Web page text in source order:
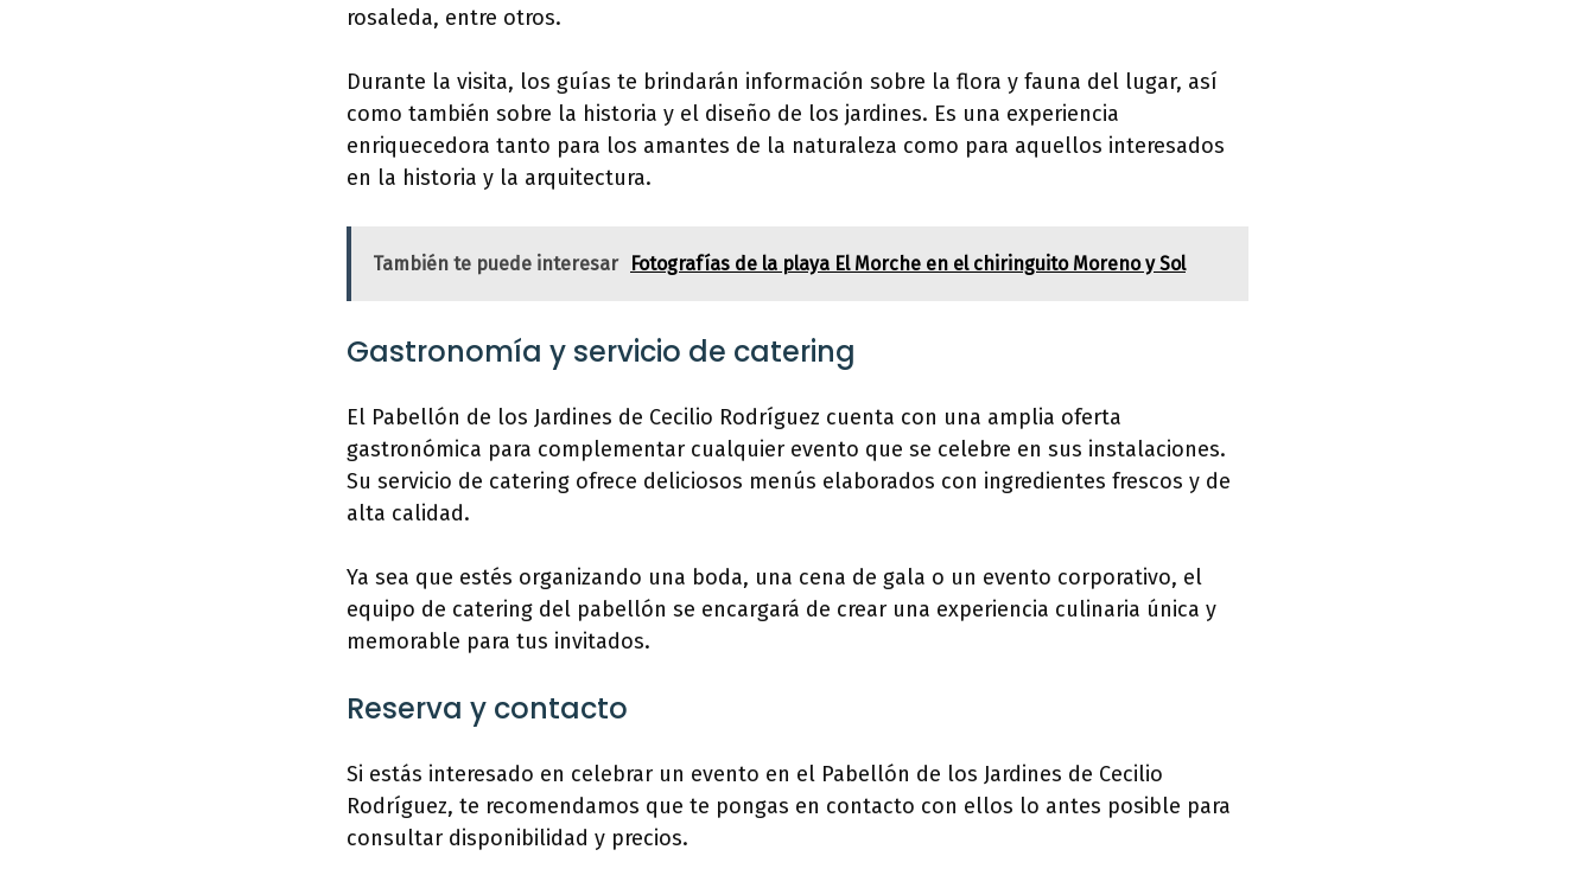
rosaleda, entre otros.
Durante la visita, los guías te brindarán información sobre la flora y fauna del lugar, así
como también sobre la historia y el diseño de los jardines. Es una experiencia
enriquecedora tanto para los amantes de la naturaleza como para aquellos interesados
en la historia y la arquitectura.
También te puede interesar Fotografías de la playa El Morche en el chiringuito Moreno y Sol
Gastronomía y servicio de catering
El Pabellón de los Jardines de Cecilio Rodríguez cuenta con una amplia oferta
gastronómica para complementar cualquier evento que se celebre en sus instalaciones.
Su servicio de catering ofrece deliciosos menús elaborados con ingredientes frescos y de
alta calidad.
Ya sea que estés organizando una boda, una cena de gala o un evento corporativo, el
equipo de catering del pabellón se encargará de crear una experiencia culinaria única y
memorable para tus invitados.
Reserva y contacto
Si estás interesado en celebrar un evento en el Pabellón de los Jardines de Cecilio
Rodríguez, te recomendamos que te pongas en contacto con ellos lo antes posible para
consultar disponibilidad y precios.